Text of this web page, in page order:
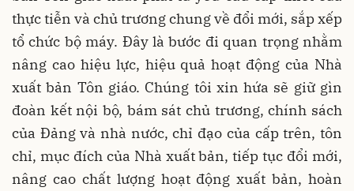
thực tiễn và chủ trương chung về đổi mới, sắp xếp
tổ chức bộ máy. Đây là bước đi quan trọng nhằm
nâng cao hiệu lực, hiệu quả hoạt động của Nhà
xuất bản Tôn giáo. Chúng tôi xin hứa sẽ giữ gìn
đoàn kết nội bộ, bám sát chủ trương, chính sách
của Đảng và nhà nước, chỉ đạo của cấp trên, tôn
chỉ, mục đích của Nhà xuất bản, tiếp tục đổi mới,
nâng cao chất lượng hoạt động xuất bản, hoàn